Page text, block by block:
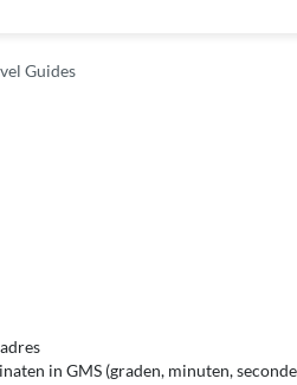
Guides
in GMS (graden, minuten,